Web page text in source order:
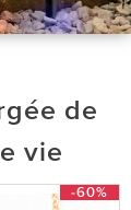
de
vie
-60%